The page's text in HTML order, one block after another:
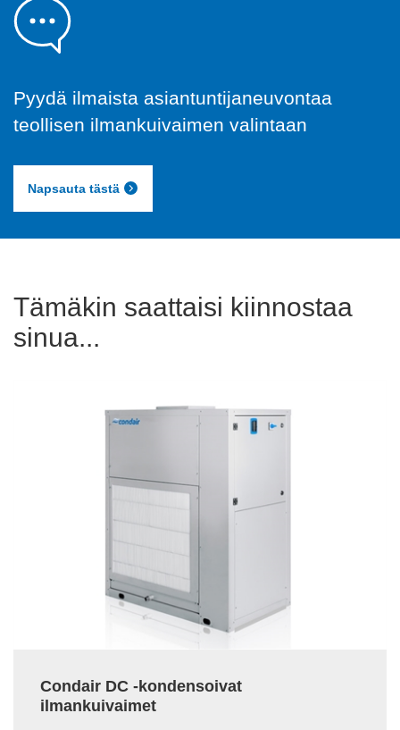
Pyydä ilmaista asiantuntijaneuvontaa
teollisen ilmankuivaimen valintaan
Napsauta tästä
Tämäkin saattaisi kiinnostaa
sinua...
Condair DC -kondensoivat
ilmankuivaimet